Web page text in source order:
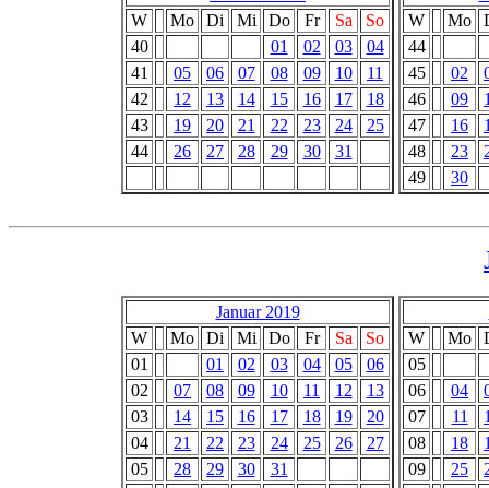
W
Mo Di Mi Do Fr Sa
So
40
01 02 03
04
41
05 06 07 08 09 10
11
42
12 13 14 15 16 17
18
43
19 20 21 22 23 24
25
44
26 27 28 29 30 31
W
Mo
44
45
02
46
09
47
16
48
23
49
30
Januar 2019
W
Mo Di Mi Do Fr Sa
So
01
01 02 03 04 05
06
02
07 08 09 10 11 12
13
03
14 15 16 17 18 19
20
04
21 22 23 24 25 26
27
05
28 29 30 31
W
Mo
05
06
04
07
11
08
18
09
25